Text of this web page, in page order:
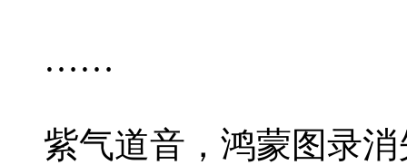
……
紫气道音，鸿蒙图录消